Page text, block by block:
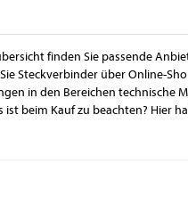
finden Sie passende
Steckverbinder über Online-
in den Bereichen technische
beim Kauf zu beachten? Hier